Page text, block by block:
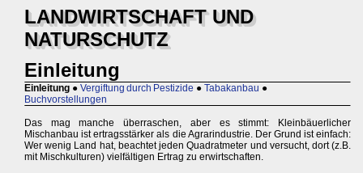
LANDWIRTSCHAFT UND
NATURSCHUTZ
Einleitung
Einleitung ● Vergiftung durch Pestizide ● Tabakanbau ●
Buchvorstellungen
Das mag manche überraschen, aber es stimmt: Kleinbäuerlicher
Mischanbau ist ertragsstärker als die Agrarindustrie. Der Grund ist einfach:
Wer wenig Land hat, beachtet jeden Quadratmeter und versucht, dort (z.B.
mit Mischkulturen) vielfältigen Ertrag zu erwirtschaften.